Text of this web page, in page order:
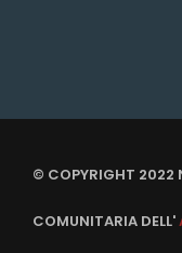
© COPYRIGHT 2022
COMUNITARIA DELL'